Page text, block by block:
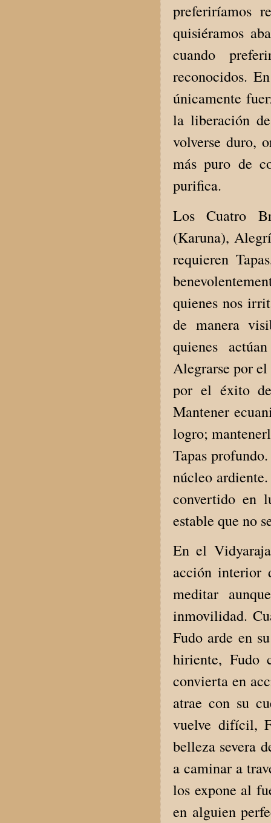
preferiríamos
quisiéramos
cuando
reconocidos.
únicamente
la liberación
volverse duro,
más puro de
purifica.
Los Cuatro
(Karuna),
requieren
quienes nos
de manera
quienes
Alegrarse por
por el éxito de
Mantener
logro;
Tapas
núcleo
convertido en
estable que no
En el
acción interior
meditar
inmovilidad.
Fudo arde en
hiriente, Fudo
convierta en
atrae con su
vuelve difícil,
belleza severa
a caminar a
los expone al
en alguien